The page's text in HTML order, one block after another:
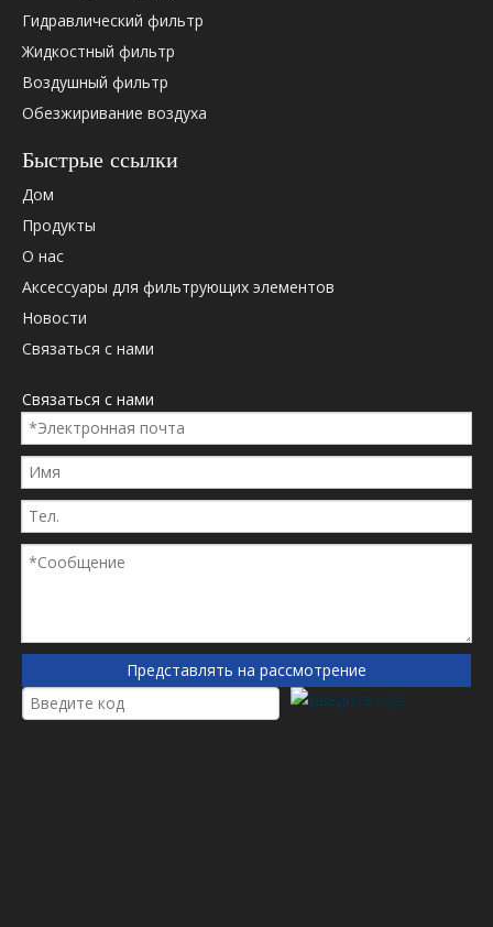
Гидравлический фильтр
Жидкостный фильтр
Воздушный фильтр
Обезжиривание воздуха
Быстрые ссылки
Дом
Продукты
О нас
Аксессуары для фильтрующих элементов
Новости
Связаться с нами
Связаться с нами
Представлять на рассмотрение